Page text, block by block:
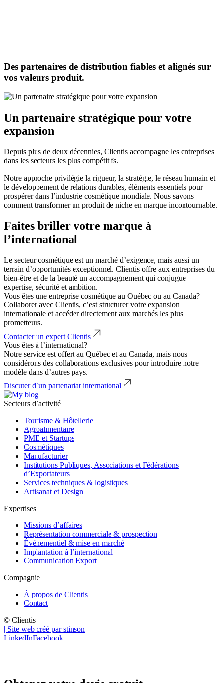
Des partenaires de distribution fiables et alignés sur
vos valeurs produit.
Un partenaire stratégique pour votre
expansion
Depuis plus de deux décennies, Clientis accompagne les entreprises
dans les secteurs les plus compétitifs.
Notre approche privilégie la rigueur, la stratégie, le réseau humain et
le développement de relations durables, éléments essentiels pour
prospérer dans l’industrie cosmétique mondiale. Nous savons
comment transformer un produit de niche en marque incontournable.
Faites briller votre marque à
l’international
Le secteur cosmétique est un marché d’exigence, mais aussi un
terrain d’opportunités exceptionnel. Clientis offre aux entreprises du
bien-être et de la beauté un accompagnement qui conjugue
expertise, sécurité et ambition.
Vous êtes une entreprise cosmétique au Québec ou au Canada?
Collaborer avec Clientis, c’est structurer votre expansion
internationale et accéder directement aux marchés les plus
prometteurs.
Contacter un expert Clientis
Vous êtes à l’international?
Notre service est offert au Québec et au Canada, mais nous
considérons des collaborations exclusives pour introduire notre
modèle dans d’autres pays.
Discuter d’un partenariat international
Secteurs d’activité
Tourisme & Hôtellerie
Agroalimentaire
PME et Startups
Cosmétiques
Manufacturier
Institutions Publiques, Associations et Fédérations
d’Exportateurs
Services techniques & logistiques
Artisanat et Design
Expertises
Missions d’affaires
Représentation commerciale & prospection
Événementiel & mise en marché
Implantation à l’international
Communication Export
Compagnie
À propos de Clientis
Contact
© Clientis
| Site web créé par stinson
LinkedInFacebook